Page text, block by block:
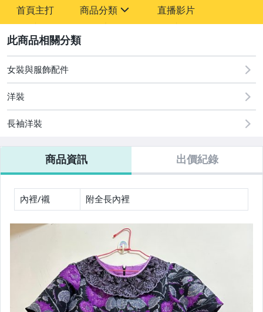
首頁主打 商品分類
女裝與服飾配件
運動、戶外與休閒
直播影片
女裝與服飾配件
洋裝
長袖洋裝
商品資訊 出價紀錄
內裡/襯 附全長內裡